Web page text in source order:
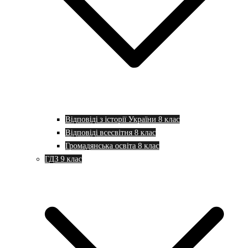
Відповіді з історії України 8 клас
Відповіді всесвітня 8 клас
Громадянська освіта 8 клас
ГДЗ 9 клас